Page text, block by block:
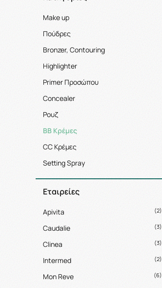
Make up
Πούδρες
Bronzer, Contouring
Highlighter
Primer Προσώπου
Concealer
Ρουζ
BB Κρέμες
CC Κρέμες
Setting Spray
Εταιρείες
Apivita (2)
Caudalie (3)
Clinea (3)
Intermed (2)
Mon Reve (6)